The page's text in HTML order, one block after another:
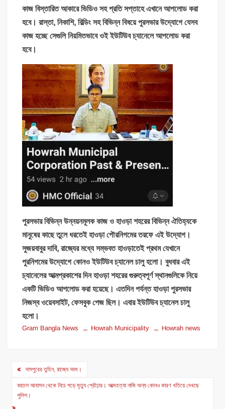
কাজ বিস্তারিত আকারে ভিডিও সহ প্রতি সপ্তাহে এখানে আপলোড করা
হবে। রাস্তা, নিকাশি, বিল্ডিং সহ বিভিন্ন বিষয়ে পুরসভার উদ্যোগে যেসব
কাজ হচ্ছে সেগুলি নিয়মিতভাবে ওই ইউটিউব চ্যানেলে আপলোড করা
হবে।
পুরসভার বিভিন্ন উন্নয়নমূলক কাজ ও হাওড়া শহরের বিভিন্ন ঐতিহ্যকে
মানুষের কাছে তুলে ধরতেই হাওড়া পৌরনিগমের তরফে এই উদ্যোগ।
সুজয়বাবুর দাবি, রাজ্যের মধ্যে সম্ভবত হাওড়াতেই প্রথম যেখানে
পুরনিগমের উদ্যোগে কোনও ইউটিউব চ্যানেল চালু হলো। বুধবার এই
চ্যানেলের আত্মপ্রকাশের দিন হাওড়া শহরের গুরুত্বপূর্ণ স্থানগুলিকে নিয়ে
একটি ভিডিও আপলোড করা হয়েছে। এতদিন পর্যন্ত হাওড়া পুরসভার
নিজস্ব ওয়েবসাইট, ফেসবুক পেজ ছিল। এবার ইউটিউব চ্যানেল চালু
হলো।
Gram Bangla News Howrah Municipality Howrah news
Post
navigation
দাসপুরের তুহিন, রাজ্যে নবম।
বহুতল আবাসন থেকে নিচে পড়ে মৃত্যু প্রৌঢ়ার। আত্মহত্যা নাকি অন্য কোনও কারণ খতিয়ে দেখছে
পুলিশ।